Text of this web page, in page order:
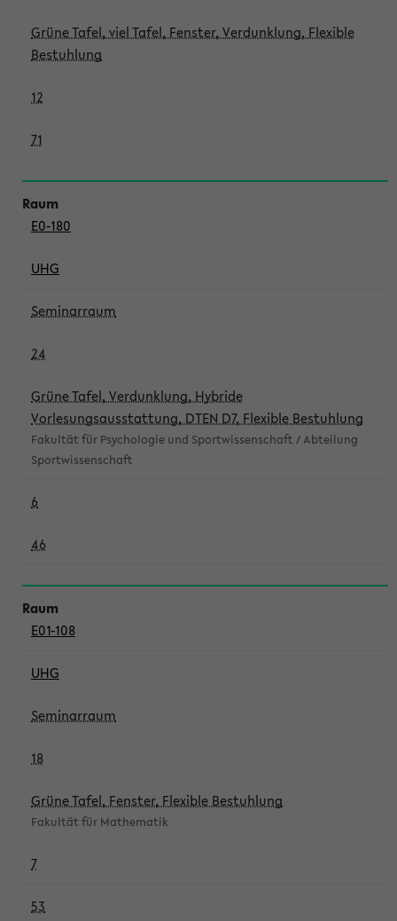
Grüne Tafel, viel Tafel, Fenster, Verdunklung, Flexible
Bestuhlung
12
71
E0-180
UHG
Seminarraum
24
Grüne Tafel, Verdunklung, Hybride
Vorlesungsausstattung, DTEN D7, Flexible Bestuhlung
Fakultät für Psychologie und Sportwissenschaft / Abteilung
Sportwissenschaft
6
46
E01-108
UHG
Seminarraum
18
Grüne Tafel, Fenster, Flexible Bestuhlung
Fakultät für Mathematik
7
53